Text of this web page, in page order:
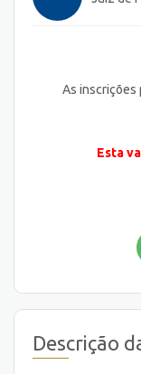
As inscrições
Esta
Descrição